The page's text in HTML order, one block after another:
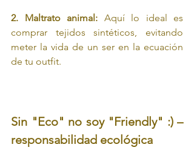
2. Maltrato animal: Aquí lo ideal es
comprar tejidos sintéticos, evitando
meter la vida de un ser en la ecuación
de tu outfit.
Sin "Eco" no soy "Friendly" :) –
responsabilidad ecológica